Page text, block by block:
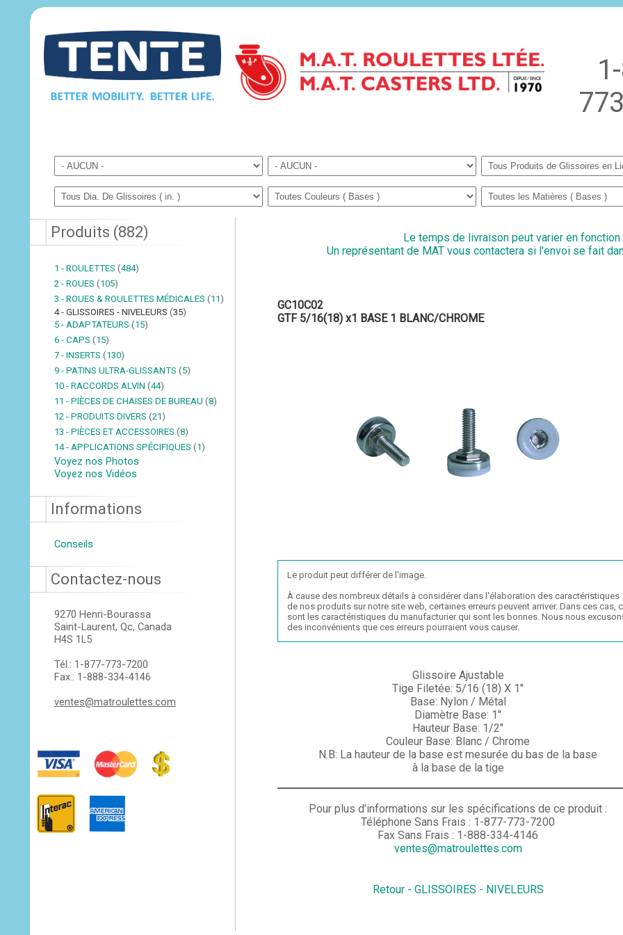
Produits (882)
1 - ROULETTES (484)
2 - ROUES (105)
3 - ROUES & ROULETTES MÉDICALES (11)
4 - GLISSOIRES - NIVELEURS (35)
5 - ADAPTATEURS (15)
6 - CAPS (15)
7 - INSERTS (130)
9 - PATINS ULTRA-GLISSANTS (5)
10 - RACCORDS ALVIN (44)
11 - PIÈCES DE CHAISES DE BUREAU (8)
12 - PRODUITS DIVERS (21)
13 - PIÈCES ET ACCESSOIRES (8)
14 - APPLICATIONS SPÉCIFIQUES (1)
Voyez nos Photos
Voyez nos Vidéos
Informations
Conseils
Contactez-nous
9270 Henri-Bourassa
Saint-Laurent, Qc, Canada
H4S 1L5
Tél.: 1-877-773-7200
Fax.: 1-888-334-4146
ventes@matroulettes.com
Le temps de livraison peut varier en
Un représentant de MAT vous contactera si l'envoi se fait
GC10C02
GTF 5/16(18) x1 BASE 1 BLANC/CHROME
Le produit peut différer de l'image.
À cause des nombreux détails à considérer dans l'élaboration des caractéristiques
de nos produits sur notre site web, certaines erreurs peuvent arriver. Dans ces cas,
sont les caractéristiques du manufacturier qui sont les bonnes. Nous nous
des inconvénients que ces erreurs pourraient vous causer.
Glissoire Ajustable
Tige Filetée: 5/16 (18) X 1"
Base: Nylon / Métal
Diamètre Base: 1"
Hauteur Base: 1/2"
Couleur Base: Blanc / Chrome
N.B: La hauteur de la base est mesurée du bas de la base
à la base de la tige
Pour plus d'informations sur les spécifications de ce produit :
Téléphone Sans Frais : 1-877-773-7200
Fax Sans Frais : 1-888-334-4146
ventes@matroulettes.com
Retour - GLISSOIRES - NIVELEURS